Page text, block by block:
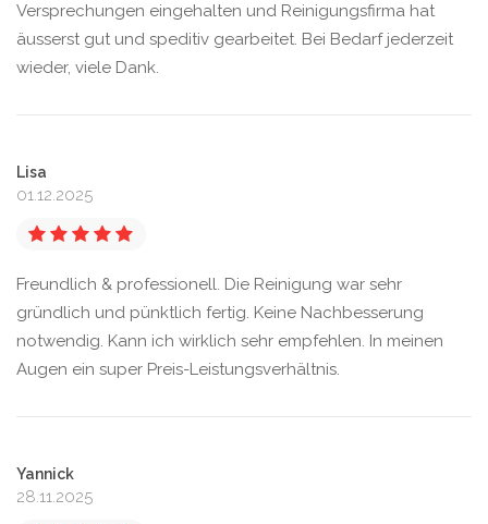
Versprechungen eingehalten und Reinigungsfirma hat
äusserst gut und speditiv gearbeitet. Bei Bedarf jederzeit
wieder, viele Dank.
Lisa
01.12.2025
Freundlich & professionell. Die Reinigung war sehr
gründlich und pünktlich fertig. Keine Nachbesserung
notwendig. Kann ich wirklich sehr empfehlen. In meinen
Augen ein super Preis-Leistungsverhältnis.
Yannick
28.11.2025